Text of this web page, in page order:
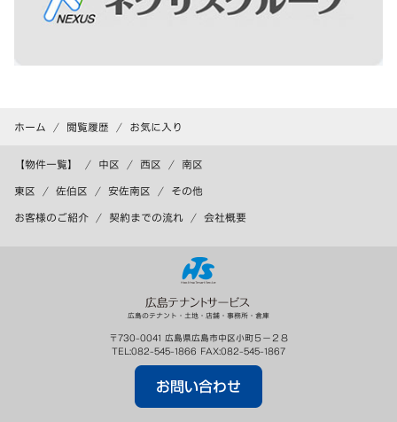
ホーム 閲覧履歴 お気に入り
広島のテナント・土地・店舗・事務所・倉庫
〒730-0041 広島県 広島市 中区小町５－２８
TEL:082-545-1866 FAX:082-545-1867
お問い合わせ
【物件一覧】 中区 西区 南区
東区 佐伯区 安佐南区 その他
お客様のご紹介 契約までの流れ 会社概要